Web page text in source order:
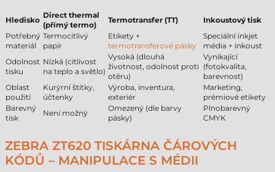
Hledisko
Direct thermal
(přímý termo)
Termotransfer (TT)
Inkoustový tisk
Potřebný
materiál
Termocitlivý
papír
Etikety +
termotransferové pásky
Speciální inkjet
média + inkoust
Odolnost
tisku
Nízká (citlivost
na teplo a světlo)
Vysoká (dlouhá
životnost, odolnost proti
otěru)
Vynikající
(fotokvalita,
barevnost)
Oblast
použití
Kurýrní štítky,
účtenky
Výroba, inventura,
exteriér
Marketing,
prémiové etikety
Barevný
tisk
Není možný
Omezený (dle barvy
pásky)
Plnobarevný
CMYK
ZEBRA ZT620 TISKÁRNA ČÁROVÝCH
KÓDŮ – MANIPULACE S MÉDII